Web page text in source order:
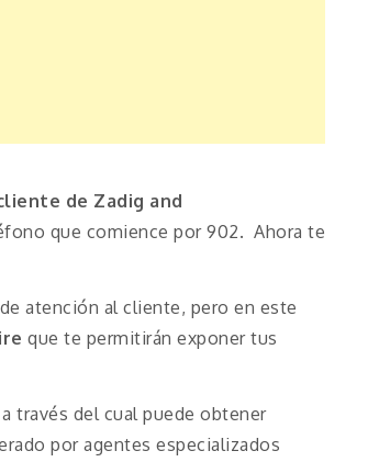
de Zadig and
que comience por 902. Ahora te
atención al cliente, pero en este
que te permitirán exponer tus
a través del cual puede obtener
por agentes especializados